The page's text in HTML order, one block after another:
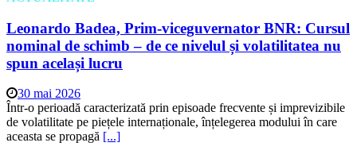
Leonardo Badea, Prim-viceguvernator BNR: Cursul
nominal de schimb – de ce nivelul și volatilitatea nu
spun același lucru
30 mai 2026
Într-o perioadă caracterizată prin episoade frecvente și imprevizibile
de volatilitate pe piețele internaționale, înțelegerea modului în care
aceasta se propagă [...]